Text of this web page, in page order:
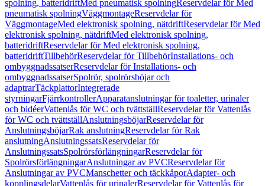
spolning, batteridriftMed pneumatisk spolningReservdelar för Med
pneumatisk spolningVäggmontageReservdelar för
VäggmontageMed elektronisk spolning, nätdriftReservdelar för Med
elektronisk spolning, nätdriftMed elektronisk spolning,
batteridriftReservdelar för Med elektronisk spolning,
batteridriftTillbehörReservdelar för TillbehörInstallations- och
ombyggnadssatserReservdelar för Installations- och
ombyggnadssatserSpolrör, spolrörsböjar och
adaptrarTäckplattorIntegrerade
styrningarFjärrkontrollerApparatanslutningar för toaletter, urinaler
och bidéerVattenlås för WC och tvättställReservdelar för Vattenlås
för WC och tvättställAnslutningsböjarReservdelar för
AnslutningsböjarRak anslutningReservdelar för Rak
anslutningAnslutningssatsReservdelar för
AnslutningssatsSpolrörsförlängningarReservdelar för
SpolrörsförlängningarAnslutningar av PVCReservdelar för
Anslutningar av PVCManschetter och täckkåporAdapter- och
kopplingsdelarVattenlås för urinalerReservdelar för Vattenlås för